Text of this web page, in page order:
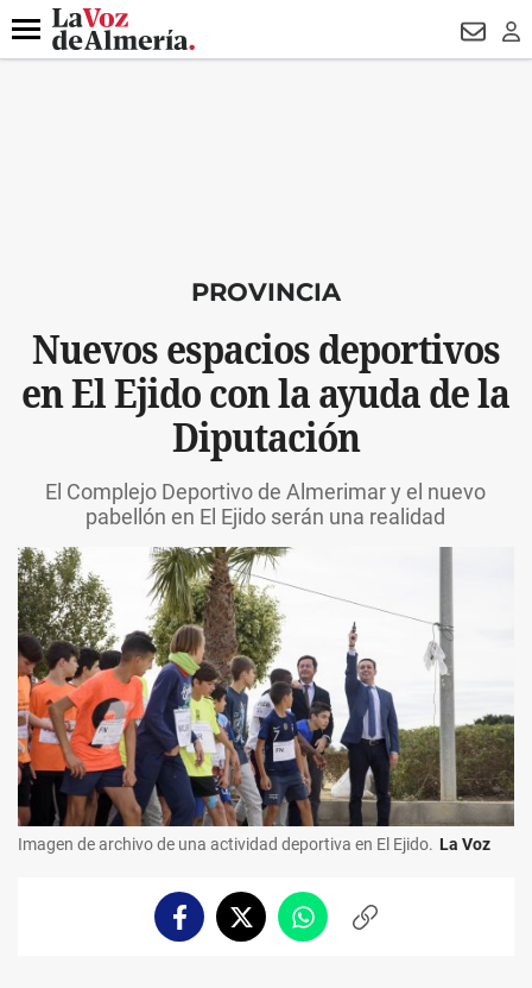
DESTACADO
Menú
PROVINCIA
Nuevos espacios deportivos
en El Ejido con la ayuda de la
Diputación
El Complejo Deportivo de Almerimar y el nuevo
pabellón en El Ejido serán una realidad
Imagen de archivo de una actividad deportiva en El Ejido. La Voz
FacebookTwitterWhatsappCopiar